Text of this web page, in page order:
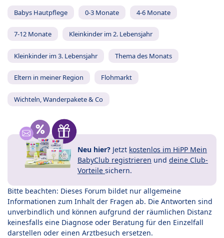
Babys Hautpflege 0-3 Monate 4-6 Monate
7-12 Monate Kleinkinder im 2. Lebensjahr
Kleinkinder im 3. Lebensjahr Thema des Monats
Eltern in meiner Region Flohmarkt
Wichteln, Wanderpakete & Co
Neu hier? Jetzt kostenlos im HiPP Mein
BabyClub registrieren und deine Club-
Vorteile sichern.
Bitte beachten: Dieses Forum bildet nur allgemeine
Informationen zum Inhalt der Fragen ab. Die Antworten sind
unverbindlich und können aufgrund der räumlichen Distanz
keinesfalls eine Diagnose oder Beratung für den Einzelfall
darstellen oder einen Arztbesuch ersetzen.